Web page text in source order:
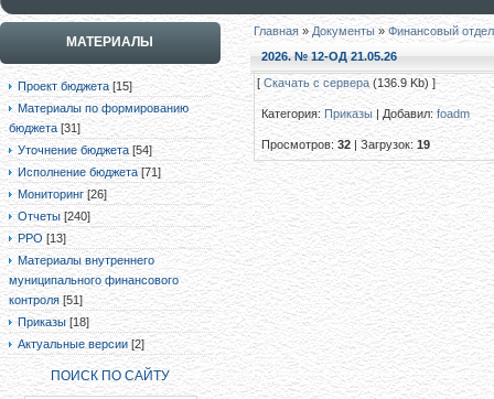
МАТЕРИАЛЫ
Проект бюджета [15]
Материалы по формированию
бюджета [31]
Уточнение бюджета [54]
Исполнение бюджета [71]
Мониторинг [26]
Отчеты [240]
РРО [13]
Материалы внутреннего
муниципального финансового
контроля [51]
Приказы [18]
Актуальные версии [2]
ПОИСК ПО САЙТУ
Главная» Документы »Финансовый отдел
2026. № 12-ОД 21.05.26
[Скачать с сервера (136.9 Kb) ]
Категория: Приказы|Добавил: foadm
Просмотров:32 | Загрузок:19